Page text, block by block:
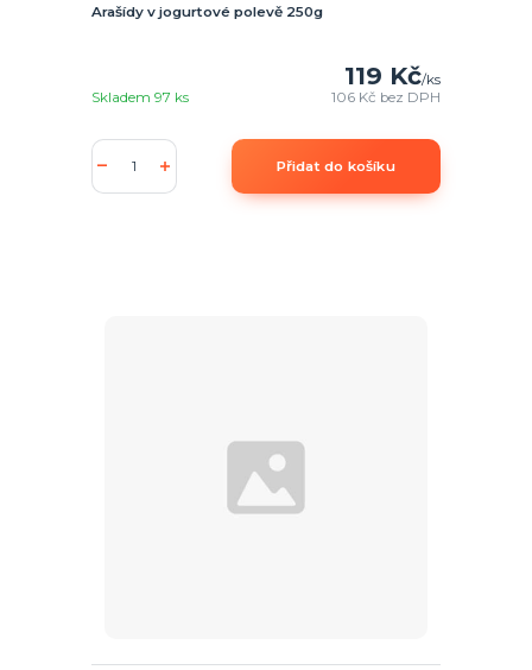
Arašídy v jogurtové polevě 250g
119 Kč/ks
106 Kč bez DPH
Skladem 97 ks
Přidat do košíku